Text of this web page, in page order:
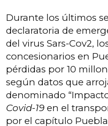
Durante los últimos
declaratoria de
del virus Sars-Cov2,
concesionarios en
pérdidas por 10
según datos que
denominado
Covid-19 en el
por el capítulo